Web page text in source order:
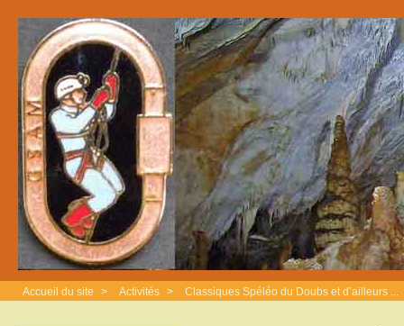
Accueil du site > Activités > Classiques Spéléo du Doubs et d’ailleurs ...